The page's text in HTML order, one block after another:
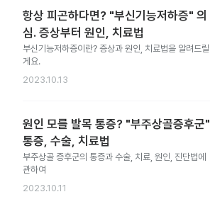
항상 피곤하다면? "부신기능저하증" 의
심. 증상부터 원인, 치료법
부신기능저하증이란? 증상과 원인, 치료법을 알려드릴
게요.
2023.10.13
원인 모를 발목 통증? "부주상골증후군"
통증, 수술, 치료법
부주상골 증후군의 통증과 수술, 치료, 원인, 진단법에
관하여
2023.10.11